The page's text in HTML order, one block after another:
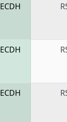
ECDH
ECDH
ECDH